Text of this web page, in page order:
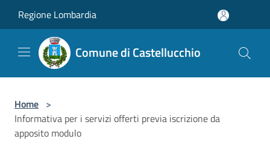
Regione Lombardia
Comune di Castellucchio
Home >
Informativa per i servizi offerti previa iscrizione da
apposito modulo